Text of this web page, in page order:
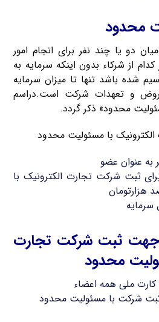
محدود
دو یا چند نفر برای انجام امور
از شرکاء بدون اینکه سرمایه به
شده باشد تنها تا میزان سرمایه
و تعهدات شرکت است.دراسم
محدود» ذکر گردد.
با مسئولیت محدود
به عنوان عضو
ثبت شرکت تجارت الکترونیک با
هزارتومان
جهت ثبت شرکت تجارت
محدود
کارت ملی همه اعضاء
شرکت با مسئولیت محدود